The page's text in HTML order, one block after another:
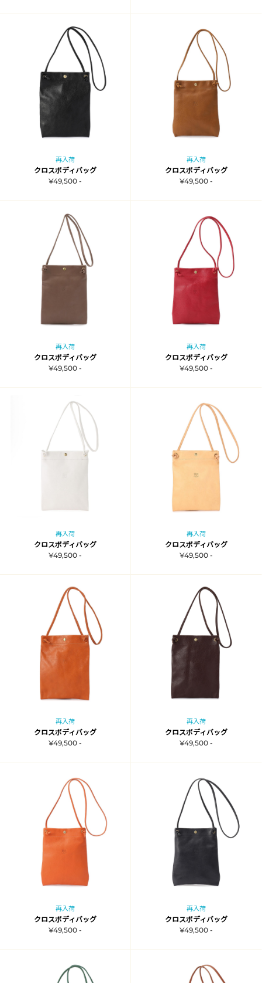
再入荷
クロスボディバッグ
¥49,500 -
再入荷
クロスボディバッグ
¥49,500 -
再入荷
クロスボディバッグ
¥49,500 -
再入荷
クロスボディバッグ
¥49,500 -
再入荷
クロスボディバッグ
¥49,500 -
再入荷
クロスボディバッグ
¥49,500 -
再入荷
クロスボディバッグ
¥49,500 -
再入荷
クロスボディバッグ
¥49,500 -
再入荷
クロスボディバッグ
¥49,500 -
再入荷
クロスボディバッグ
¥49,500 -